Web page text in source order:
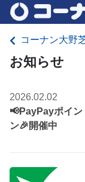
コーナン大野
お知らせ
2026.02.02
📢PayPayポイン
ン🎉開催中